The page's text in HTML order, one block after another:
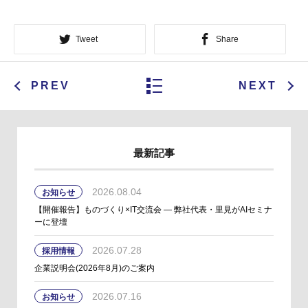
Tweet Share
PREV NEXT
最新記事
お知らせ 2026.08.04
【開催報告】ものづくり×IT交流会 ― 弊社代表・里見がAIセミナ
ーに登壇
採用情報 2026.07.28
企業説明会(2026年8月)のご案内
お知らせ 2026.07.16